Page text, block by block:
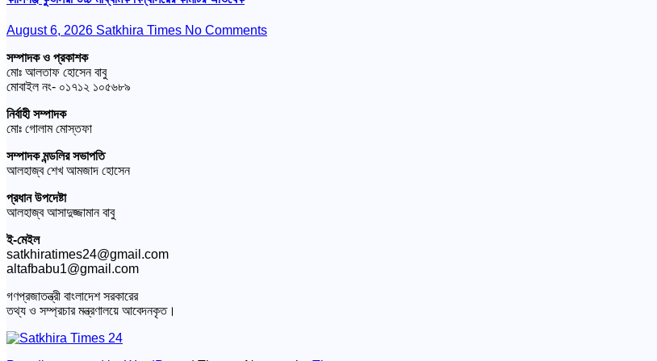
August 6, 2026 Satkhira Times No Comments
সম্পাদক ও প্রকাশক
মোঃ আলতাফ হোসেন বাবু
মোবাইল নং- ০১৭১২ ১০৫৬৮৯
নির্বাহী সম্পাদক
মোঃ গোলাম মোস্তফা
সম্পাদক মন্ডলির সভাপতি
আলহাজ্ব শেখ আমজাদ হোসেন
প্রধান উপদেষ্টা
আলহাজ্ব আসাদুজ্জামান বাবু
ই-মেইল
satkhiratimes24@gmail.com
altafbabu1@gmail.com
গণপ্রজাতন্ত্রী বাংলাদেশ সরকারের
তথ্য ও সম্প্রচার মন্ত্রণালয়ে আবেদনকৃত।